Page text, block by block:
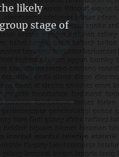
likely
stage of